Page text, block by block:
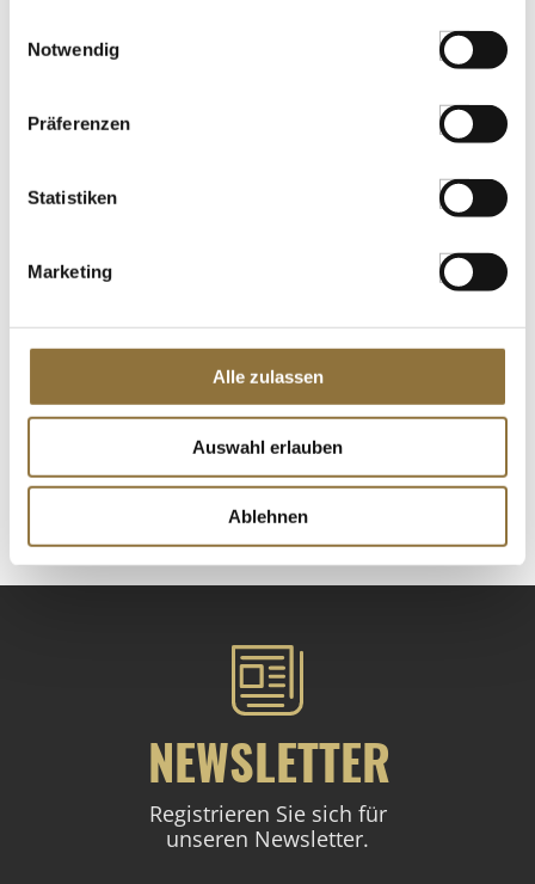
Notwendig
Präferenzen
Statistiken
Marketing
Alle zulassen
Auswahl erlauben
Ablehnen
LEBENSMITTELKENNZEICHNUNGEN
€ 17,06
NEWSLETTER
Registrieren Sie sich für
unseren Newsletter.